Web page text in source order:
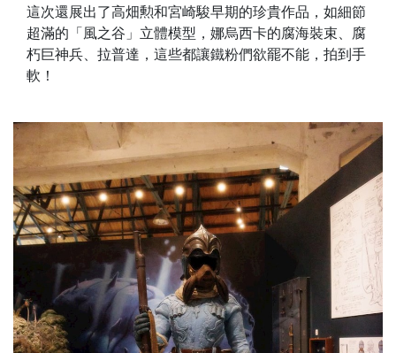
這次還展出了高畑勲和宮崎駿早期的珍貴作品，如細節
超滿的「風之谷」立體模型，娜烏西卡的腐海裝束、腐
朽巨神兵、拉普達，這些都讓鐵粉們欲罷不能，拍到手
軟！